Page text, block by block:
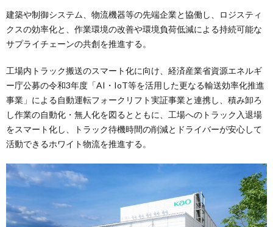
建築や制御システム、物流機器等の先端企業と協働し、ロジスティ
クスの効率化と、作業環境の改善や環境負荷低減による持続可能な
サプライチェーンの共創を推進する。
工場内トラック搬送のスマート化に向け、経済産業省資源エネルギ
ー庁公募の令和3年度「AI・IoT等を活用した更なる輸送効率化推進
事業」による自動運転フォークリフト実証事業と連携し、積み卸ろ
し作業の自動化・無人化を図るとともに、工場へのトラック入退場
をスマート化し、トラック待機時間の削減とドライバーが安心して
活動できるホワイト物流を推進する。